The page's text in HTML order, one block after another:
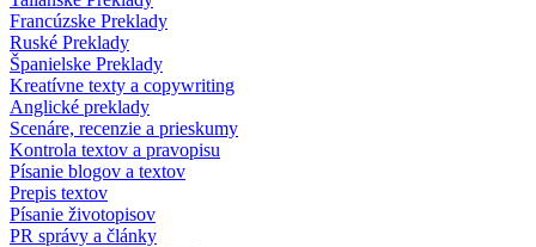
Francúzske Preklady
Ruské Preklady
Španielske Preklady
Kreatívne texty a copywriting
Anglické preklady
Scenáre, recenzie a prieskumy
Kontrola textov a pravopisu
Písanie blogov a textov
Prepis textov
Písanie životopisov
PR správy a články